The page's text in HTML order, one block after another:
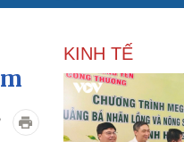
Bất động sản
Khởi nghiệp
KINH TẾ